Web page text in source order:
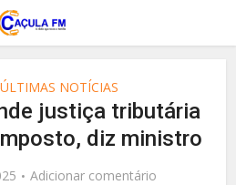
ÚLTIMAS NOTÍCIAS
justiça tributária
diz ministro
Adicionar comentário